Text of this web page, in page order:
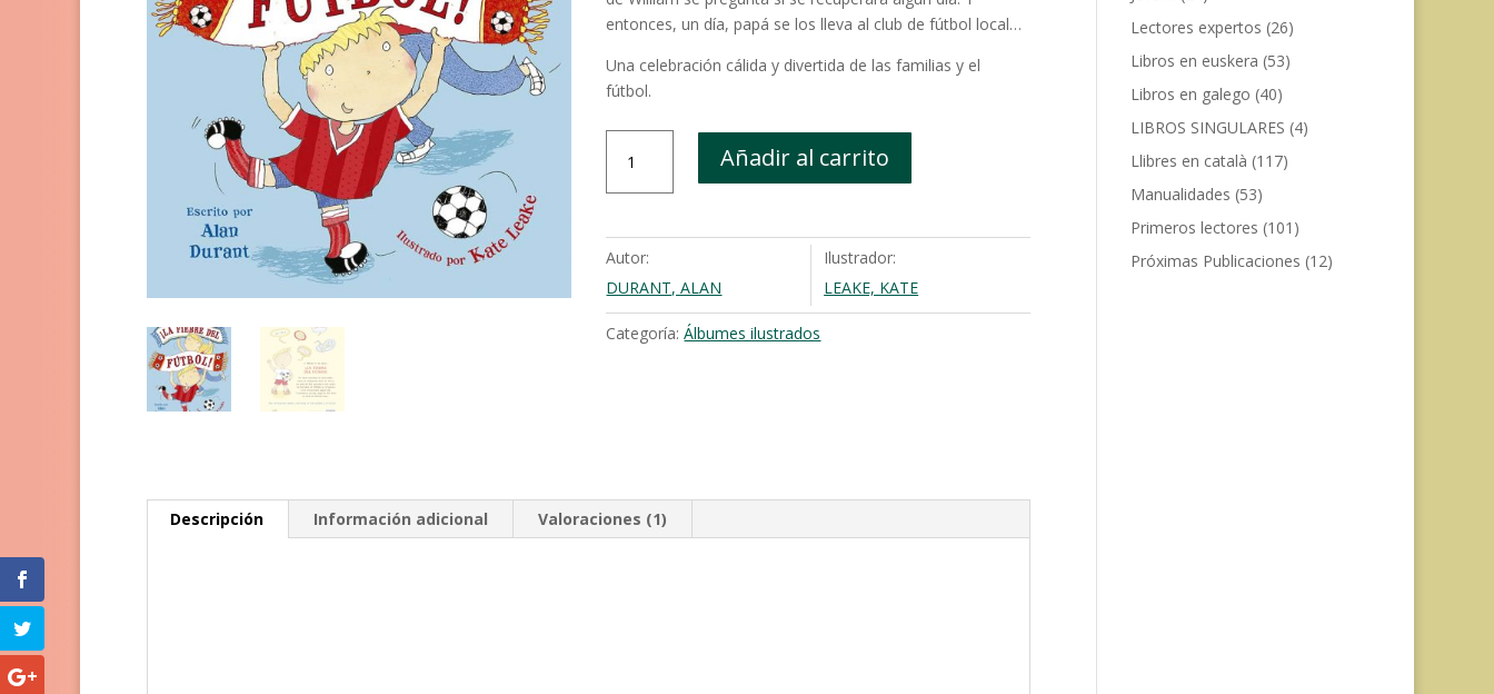
entonces, un día, papá se los lleva al club de fútbol local…
Una celebración cálida y divertida de las familias y el
fútbol.
fiebre
del
cantidad
Añadir al carrito
Autor:
DURANT, ALAN
Ilustrador:
LEAKE, KATE
Categoría:Álbumes ilustrados
Descripción Información adicional Valoraciones (1)
Lectores expertos (26)
Libros en euskera (53)
Libros en galego (40)
LIBROS SINGULARES (4)
Llibres en català (117)
Manualidades (53)
Primeros lectores (101)
Próximas Publicaciones (12)